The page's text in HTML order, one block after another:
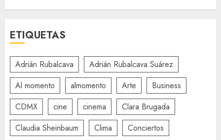
ETIQUETAS
Adrián Rubalcava
Adrián Rubalcava Suárez
Al momento
almomento Arte
Business
CDMX
cine cinema
Clara Brugada
Claudia Sheinbaum
Clima
Conciertos